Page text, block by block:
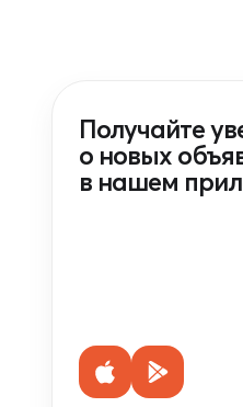
Получайте
о новых
в нашем